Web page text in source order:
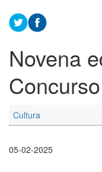
Novena
Cultura
05-02-2025